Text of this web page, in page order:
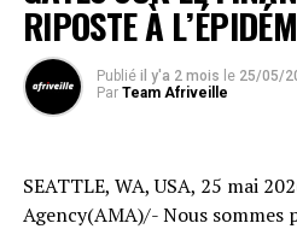
RIPOSTE À
Publié il y'a 2 mois le 25/05/
Par Team Afriveille
SEATTLE, WA, USA, 25 mai
Agency(AMA)/- Nous sommes